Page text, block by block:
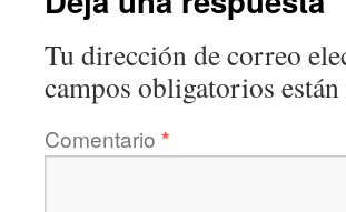
Tu dirección de correo
campos obligatorios
Comentario *